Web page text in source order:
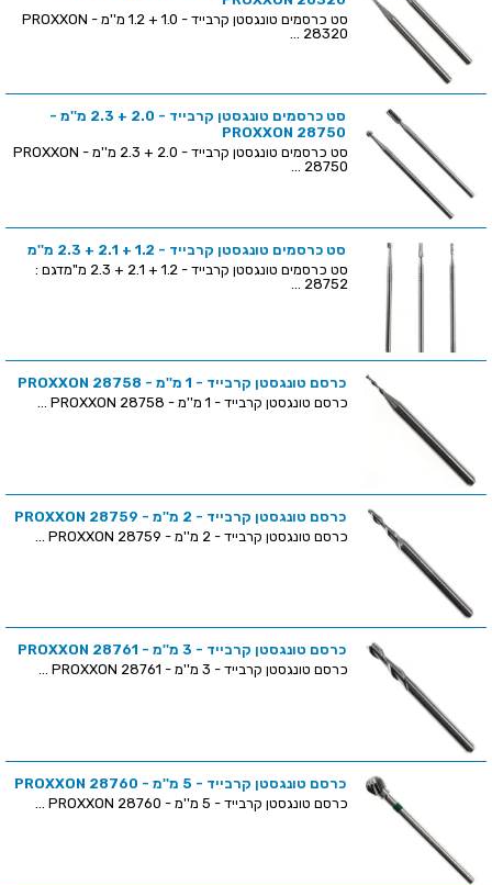
סט כרסמים טונגסטן קרבייד - 1.0 + 1.2 מ''מ - PROXXON
28320 ...
סט כרסמים טונגסטן קרבייד - 2.0 + 2.3 מ''מ -
PROXXON 28750
סט כרסמים טונגסטן קרבייד - 2.0 + 2.3 מ''מ - PROXXON
28750 ...
סט כרסמים טונגסטן קרבייד - 1.2 + 2.1 + 2.3 מ''מ
סט כרסמים טונגסטן קרבייד - 1.2 + 2.1 + 2.3 מ"מדגם :
28752 ...
כרסם טונגסטן קרבייד - 1 מ''מ - PROXXON 28758
כרסם טונגסטן קרבייד - 1 מ''מ - PROXXON 28758 ...
כרסם טונגסטן קרבייד - 2 מ''מ - PROXXON 28759
כרסם טונגסטן קרבייד - 2 מ''מ - PROXXON 28759 ...
כרסם טונגסטן קרבייד - 3 מ''מ - PROXXON 28761
כרסם טונגסטן קרבייד - 3 מ''מ - PROXXON 28761 ...
כרסם טונגסטן קרבייד - 5 מ''מ - PROXXON 28760
כרסם טונגסטן קרבייד - 5 מ''מ - PROXXON 28760 ...